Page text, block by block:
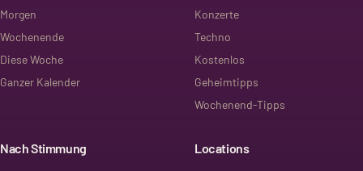
Morgen
Wochenende
Diese Woche
Ganzer Kalender
Konzerte
Techno
Kostenlos
Geheimtipps
Wochenend-Tipps
Nach Stimmung Locations